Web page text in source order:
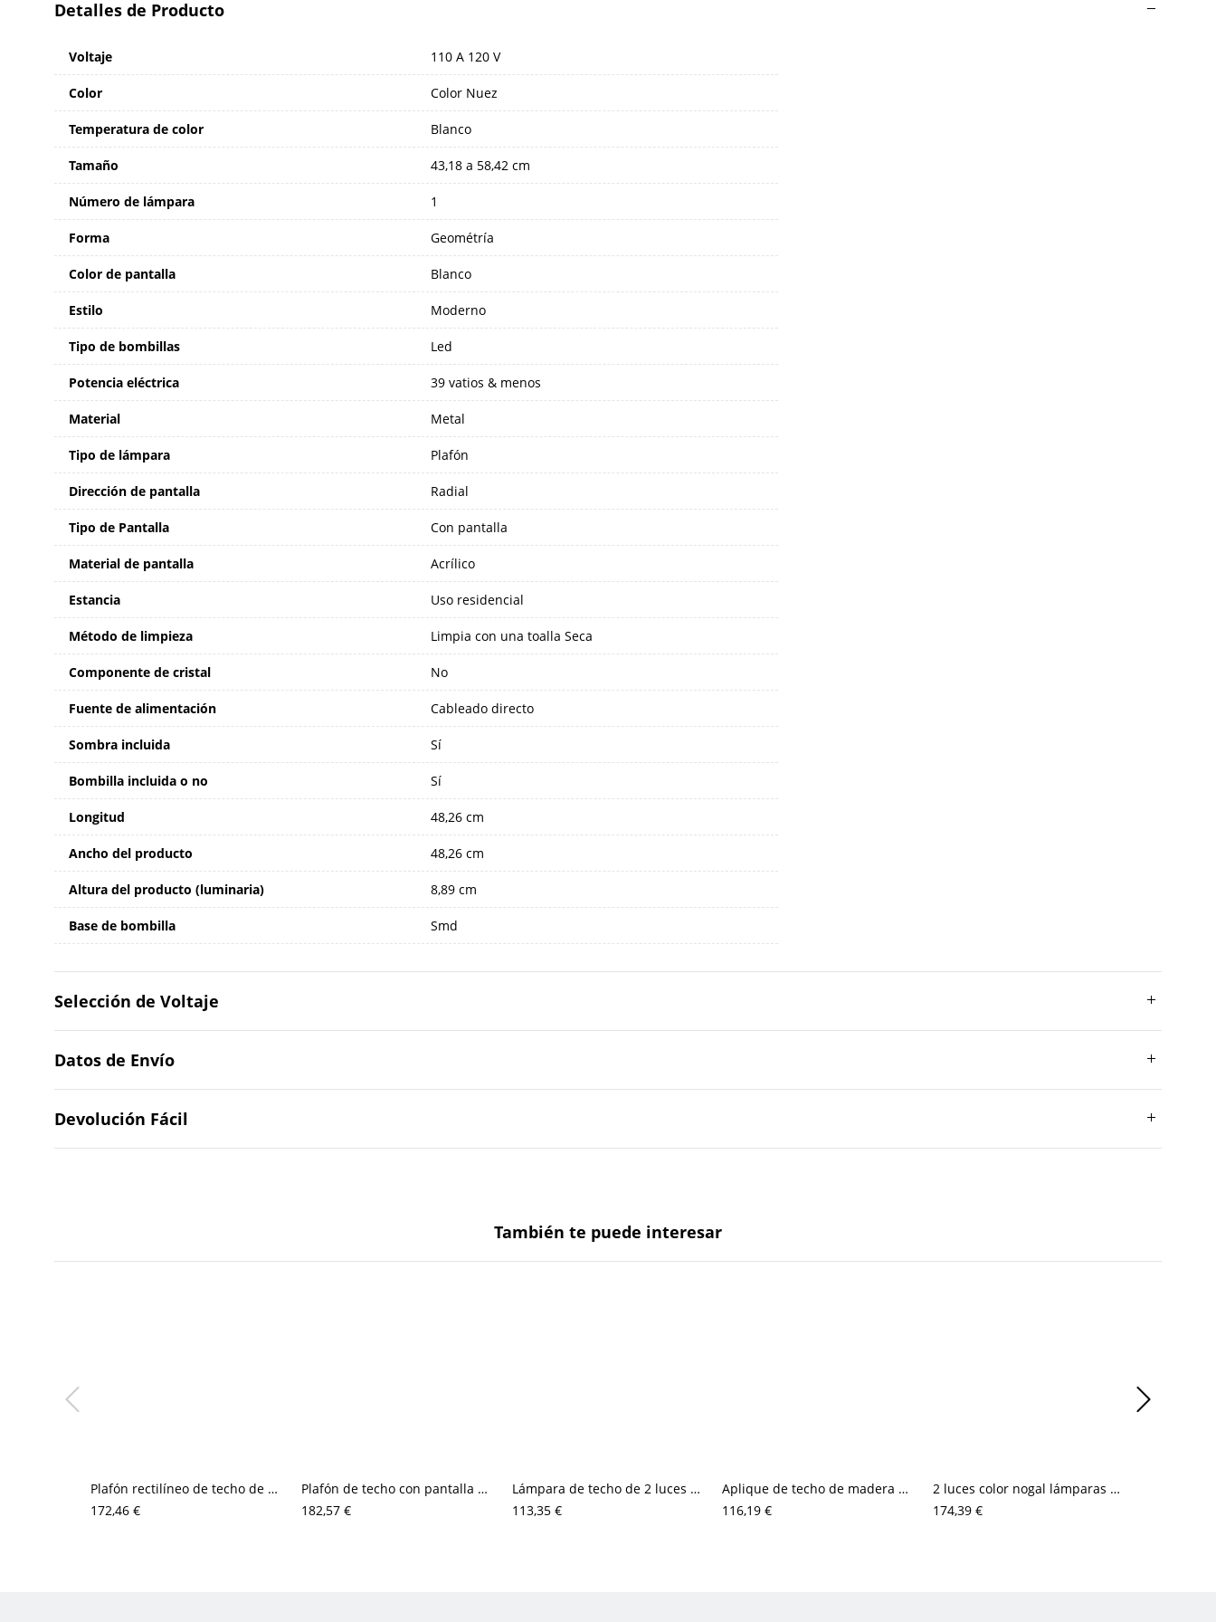
Detalles de Producto
Voltaje 110 A 120 V
Color Color Nuez
Temperatura de color Blanco
Tamaño 43,18 a 58,42 cm
Número de lámpara 1
Forma Geométría
Color de pantalla Blanco
Estilo Moderno
Tipo de bombillas Led
Potencia eléctrica 39 vatios & menos
Material Metal
Tipo de lámpara Plafón
Dirección de pantalla Radial
Tipo de Pantalla Con pantalla
Material de pantalla Acrílico
Estancia Uso residencial
Método de limpieza Limpia con una toalla Seca
Componente de cristal No
Fuente de alimentación Cableado directo
Sombra incluida Sí
Bombilla incluida o no Sí
Longitud 48,26 cm
Ancho del producto 48,26 cm
Altura del producto (luminaria) 8,89 cm
Base de bombilla Smd
Selección de Voltaje
Datos de Envío
Devolución Fácil
También te puede interesar
Plafón rectilíneo de techo de metal y acrílico translúcido con LED de 1 luz
172,46 €
Plafón de techo con pantalla de tela texturizada blanca en color auburn
182,57 €
Lámpara de techo de 2 luces color cacao con diseño de madera natural
113,35 €
Aplique de techo de madera con flores Simplicity de 2 luces para uso residencial
116,19 €
2 luces color nogal lámparas de techo de montaje al ras de metal para dormitorio
174,39 €